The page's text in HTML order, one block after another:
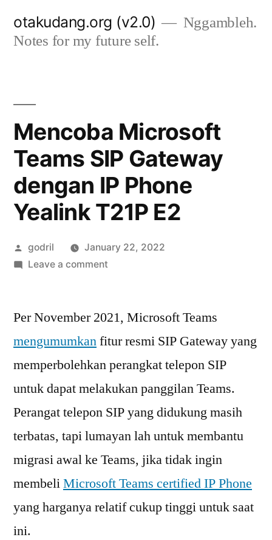
otakudang.org (v2.0)
Nggambleh.
Notes for my future self.
Mencoba Microsoft
Teams SIP Gateway
dengan IP Phone
Yealink T21P E2
Posted
by
godril
January 22, 2022
Leave a commenton
Teams
Gateway
dengan
IP
Yealink
T21P
Per November 2021, Microsoft Teams
mengumumkanfitur resmi SIP Gateway yang
memperbolehkan perangkat telepon SIP
untuk dapat melakukan panggilan Teams.
Perangat telepon SIP yang didukung masih
terbatas, tapi lumayan lah untuk membantu
migrasi awal ke Teams, jika tidak ingin
membeliMicrosoft Teams certified IP Phone
yang harganya relatif cukup tinggi untuk saat
ini.